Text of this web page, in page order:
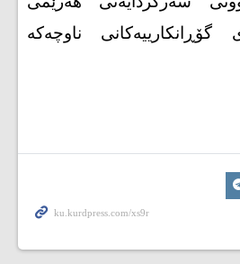
گۆڕانکارییەکانی ناوچەکە